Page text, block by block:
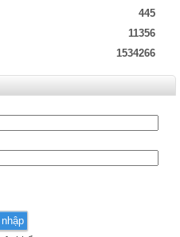
Tải về
445
11356
1534266